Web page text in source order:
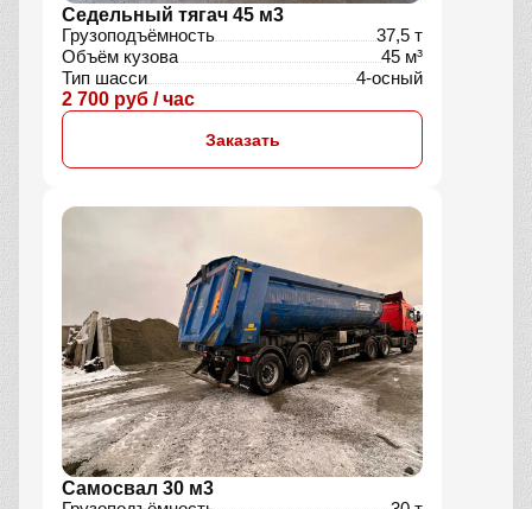
Седельный тягач 45 м3
Грузоподъёмность
37,5 т
Объём кузова
45 м³
Тип шасси
4-осный
2 700 руб / час
Заказать
Самосвал 30 м3